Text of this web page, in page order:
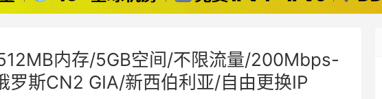
内存/5GB空间/不限流量/200Mbps-
罗斯CN2 GIA/新西伯利亚/自由更换IP